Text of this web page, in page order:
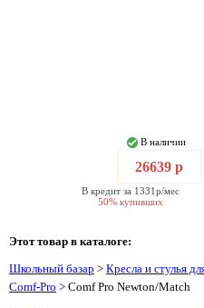
В наличии
26639 р
В кредит за 1331р/мес
50% купивших
Этот товар в каталоге:
Школьный базар > Кресла и стулья
Comf-Pro > Comf Pro Newton/Match